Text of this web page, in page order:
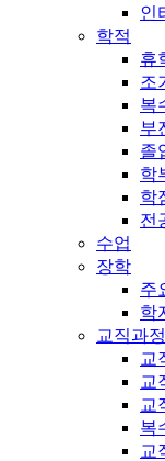
인
학적
휴
조
복
부
졸
학
학
전
수업
장학
주
학
교직과정
교
교
교
복
교